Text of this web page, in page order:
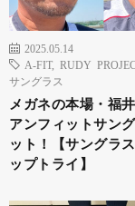
2025.05.14
A-FIT, RUDY
サングラス
メガネの本場・福
アンフィットサン
ット！【サングラ
ップトライ】